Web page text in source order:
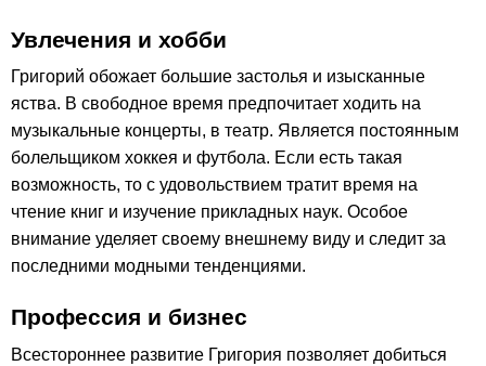
Увлечения и хобби
Григорий обожает большие застолья и изысканные
яства. В свободное время предпочитает ходить на
музыкальные концерты, в театр. Является постоянным
болельщиком хоккея и футбола. Если есть такая
возможность, то с удовольствием тратит время на
чтение книг и изучение прикладных наук. Особое
внимание уделяет своему внешнему виду и следит за
последними модными тенденциями.
Профессия и бизнес
Всестороннее развитие Григория позволяет добиться